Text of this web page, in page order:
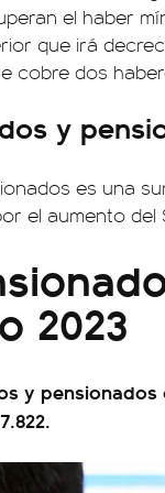
el haber
que irá
cobre dos
y
es una
el aumento del
2023
y